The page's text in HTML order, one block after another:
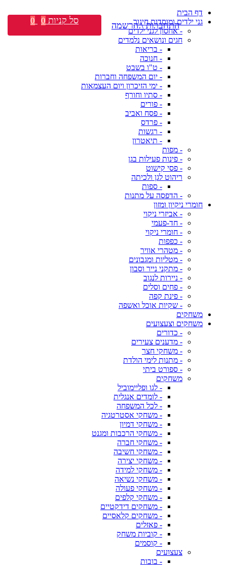
דף הבית
גני ילדים ומוסדות חינוך
- אחסון לגני ילדים
חגים ונושאים נלמדים
- בריאות
- חנוכה
- ט"ו בשבט
- יום המשפחה וחברות
- ימי הזיכרון ויום העצמאות
- סתיו וחורף
- פורים
- פסח ואביב
- פרדס
- רגשות
- תיאטרון
- מפות
- פינות פעילות בגן
- פסי קישוט
ריהוט לגן ולכיתה
- ספות
- הדפסה על מתנות
חומרי ניקיון ומזון
- אביזרי ניקוי
- חד-פעמי
- חומרי ניקוי
- כפפות
- מטהרי אוויר
- מטליות ומגבונים
- מתקני נייר וסבון
- ניירות לנגוב
- פחים וסלים
- פינת קפה
- שקיות אוכל ואשפה
משחקים
משחקים וצעצועים
- כדורים
- מדענים צעירים
- משחקי חצר
- מתנות לימי הולדת
- ספורט ביתי
משחקים
- לגו ופליימוביל
- לומדים אנגלית
- לכל המשפחה
- משחקי אסטרטגיה
- משחקי דמיון
- משחקי הרכבות ומגנט
- משחקי חברה
- משחקי חשיבה
- משחקי יצירה
- משחקי למידה
- משחקי נשיאה
- משחקי פעולה
- משחקי קלפים
- משחקים דידקטיים
- משחקים קלאסיים
- פאזלים
- קוביות משחק
- קוסמים
צעצועים
- בובות
התחברות \ הרשמה סל קניות 0
0